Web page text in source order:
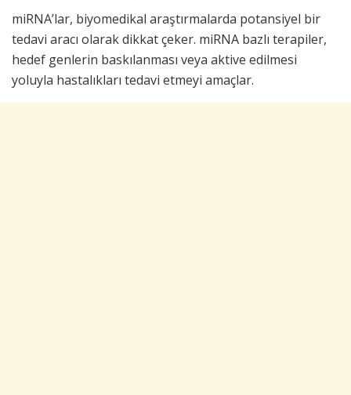
miRNA’lar, biyomedikal araştırmalarda potansiyel bir
tedavi aracı olarak dikkat çeker. miRNA bazlı terapiler,
hedef genlerin baskılanması veya aktive edilmesi
yoluyla hastalıkları tedavi etmeyi amaçlar.